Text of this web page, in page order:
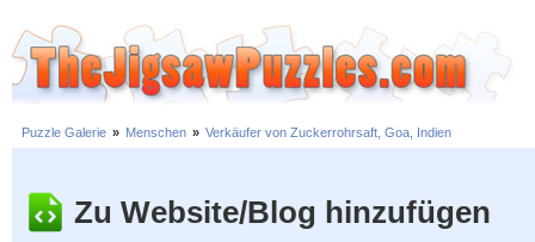
Puzzle Galerie » Menschen » Verkäufer von Zuckerrohrsaft, Goa, Indien
Zu Website/Blog hinzufügen